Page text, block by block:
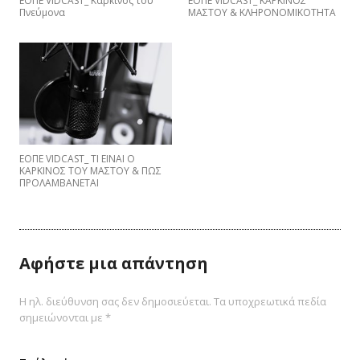
Πνεύμονα
ΜΑΣΤΟΥ & ΚΛΗΡΟΝΟΜΙΚΟΤΗΤΑ
EΟΠΕ VIDCAST_ ΤΙ ΕΙΝΑΙ Ο
ΚΑΡΚΙΝΟΣ ΤΟΥ ΜΑΣΤΟΥ & ΠΩΣ
ΠΡΟΛΑΜΒΑNETAI
Αφήστε μια απάντηση
Η ηλ. διεύθυνση σας δεν δημοσιεύεται. Τα υποχρεωτικά πεδία
σημειώνονται με *